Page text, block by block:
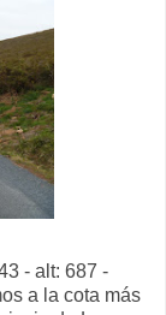
- alt: 687 -
a la cota más